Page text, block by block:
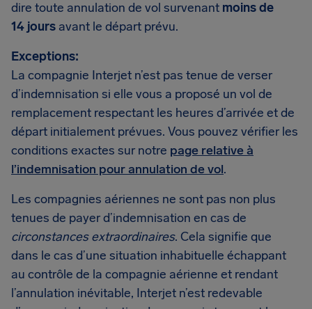
dire toute annulation de vol survenant moins de
14 jours avant le départ prévu.
Exceptions:
La compagnie Interjet n’est pas tenue de verser
d’indemnisation si elle vous a proposé un vol de
remplacement respectant les heures d’arrivée et de
départ initialement prévues. Vous pouvez vérifier les
conditions exactes sur notre page relative à
l’indemnisation pour annulation de vol.
Les compagnies aériennes ne sont pas non plus
tenues de payer d’indemnisation en cas de
circonstances extraordinaires. Cela signifie que
dans le cas d’une situation inhabituelle échappant
au contrôle de la compagnie aérienne et rendant
l’annulation inévitable, Interjet n’est redevable